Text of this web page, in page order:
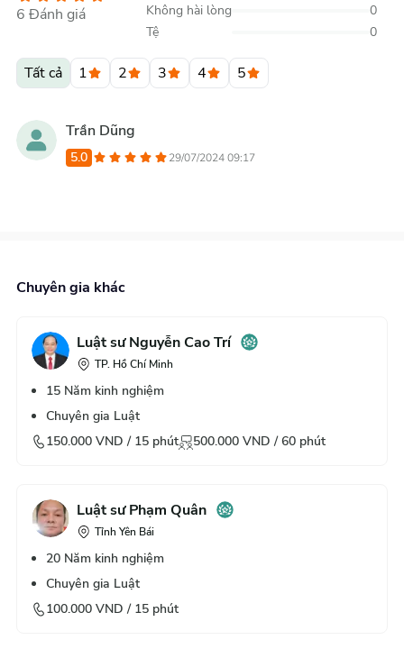
6 Đánh giá
Không hài lòng
0
Tệ
0
Tất cả 1 2 3 4 5
Trần Dũng
5.0 29/07/2024 09:17
Chuyên gia khác
Luật sư Nguyễn Cao Trí
TP. Hồ Chí Minh
15 Năm kinh nghiệm
Chuyên gia Luật
150.000 VND / 15 phút 500.000 VND /60 phút
Luật sư Phạm Quân
Tỉnh Yên Bái
20 Năm kinh nghiệm
Chuyên gia Luật
100.000 VND / 15 phút